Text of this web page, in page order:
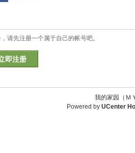
请先注册一个属于自己的帐号吧。
即注册
我的家园（
Powered by UCenter